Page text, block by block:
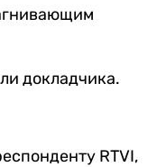
докладчика.
RTVI,